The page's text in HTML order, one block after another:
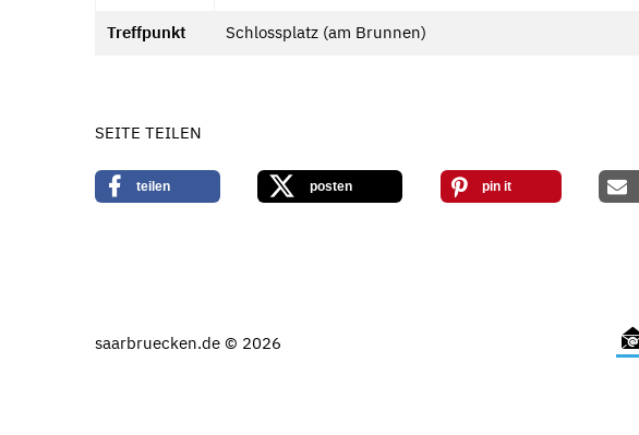
Treffpunkt Schlossplatz (am Brunnen)
SEITE TEILEN
teilen posten pin it
saarbruecken.de © 2026